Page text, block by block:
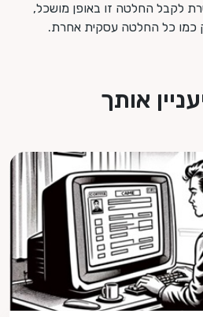
לקבל החלטה זו באופן מושכל,
כמו כל החלטה עסקית אחרת.
אותך